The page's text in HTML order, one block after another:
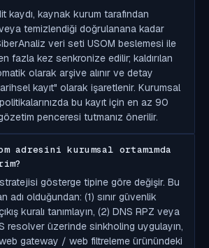
kaydı, kaynak kurum tarafından
veya temizlendiği doğrulanana kadar
veri seti USOM beslemesi ile
fazla kez senkronize edilir; kaldırılan
olarak arşive alınır ve detay
kayıt" olarak işaretlenir. Kurumsal
bu kayıt için en az 90
penceresi tutmanız önerilir.
adresini kurumsal ortamımda
gösterge tipine göre değişir. Bu
adı olduğundan: (1) sınır güvenlik
kuralı tanımlayın, (2) DNS RPZ veya
resolver üzerinde sinkholing uygulayın,
gateway / web filtreleme ürünündeki